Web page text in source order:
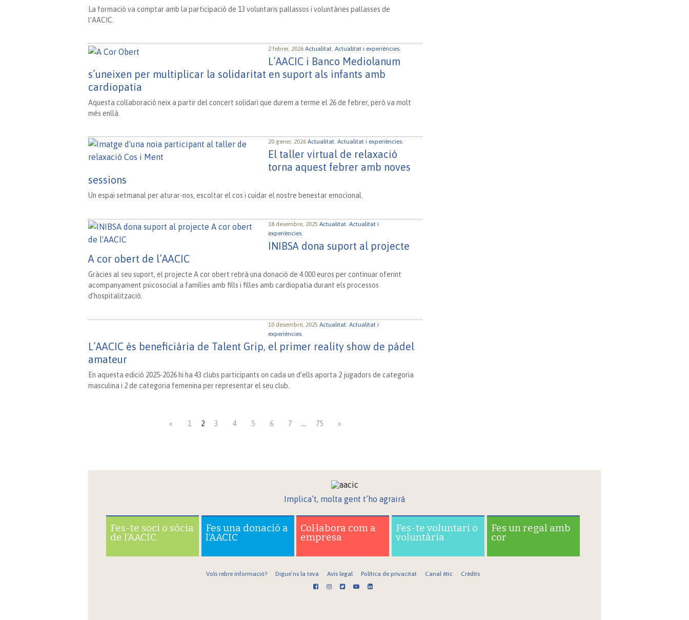
La formació va comptar amb la participació de 13 voluntaris pallassos i voluntàries pallasses de
l’AACIC.
2 febrer, 2026 Actualitat. Actualitat i experiències.
L’AACIC i Banco Mediolanum
s’uneixen per multiplicar la solidaritat en suport als infants amb
cardiopatia
Aquesta col·laboració neix a partir del concert solidari que durem a terme el 26 de febrer, però va molt
més enllà.
20 gener, 2026 Actualitat. Actualitat i experiències.
El taller virtual de relaxació
torna aquest febrer amb noves
sessions
Un espai setmanal per aturar-nos, escoltar el cos i cuidar el nostre benestar emocional.
18 desembre, 2025 Actualitat. Actualitat i
experiències.
INIBSA dona suport al projecte
A cor obert de l’AACIC
Gràcies al seu suport, el projecte A cor obert rebrà una donació de 4.000 euros per continuar oferint
acompanyament psicosocial a famílies amb fills i filles amb cardiopatia durant els processos
d’hospitalització.
10 desembre, 2025 Actualitat. Actualitat i
experiències.
L’AACIC és beneficiària de Talent Grip, el primer reality show de pàdel
amateur
En aquesta edició 2025-2026 hi ha 43 clubs participants on cada un d’ells aporta 2 jugadors de categoria
masculina i 2 de categoria femenina per representar el seu club.
« 1 2 3 4 5 6 7 … 75 »
Implica’t, molta gent t’ho agrairà
Fes-te soci o sòcia
de l’AACIC
Fes una donació a
l’AACIC
Col·labora com a
empresa
Fes-te voluntari o
voluntària
Fes un regal amb
cor
Vols rebre informació? Digue’ns la teva Avís legal Política de privacitat Canal ètic Crèdits